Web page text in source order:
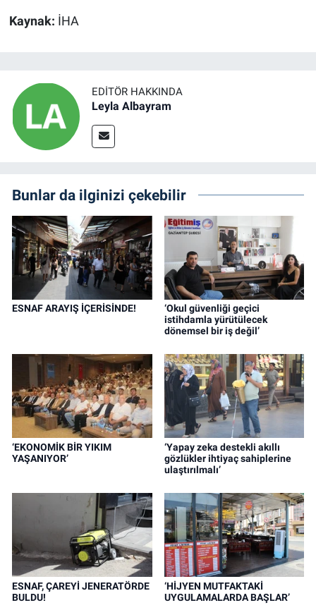
Kaynak: İHA
EDITÖR HAKKINDA
Leyla Albayram
Bunlar da ilginizi çekebilir
ESNAF ARAYIŞ İÇERİSİNDE!
‘Okul güvenliği geçici
istihdamla yürütülecek
dönemsel bir iş değil’
‘EKONOMİK BİR YIKIM
YAŞANIYOR’
‘Yapay zeka destekli akıllı
gözlükler ihtiyaç sahiplerine
ulaştırılmalı’
ESNAF, ÇAREYİ JENERATÖRDE
BULDU!
‘HİJYEN MUTFAKTAKİ
UYGULAMALARDA BAŞLAR’